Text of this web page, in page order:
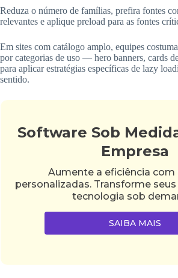
Reduza o número de famílias, prefira fontes
relevantes e aplique preload para as fontes
Em sites com catálogo amplo, equipes
por categorias de uso — hero banners, cards
para aplicar estratégias específicas de lazy
sentido.
Software Sob
Empresa
Aumente a eficiência com
personalizadas. Transforme
tecnologia sob
SAIBA MAIS